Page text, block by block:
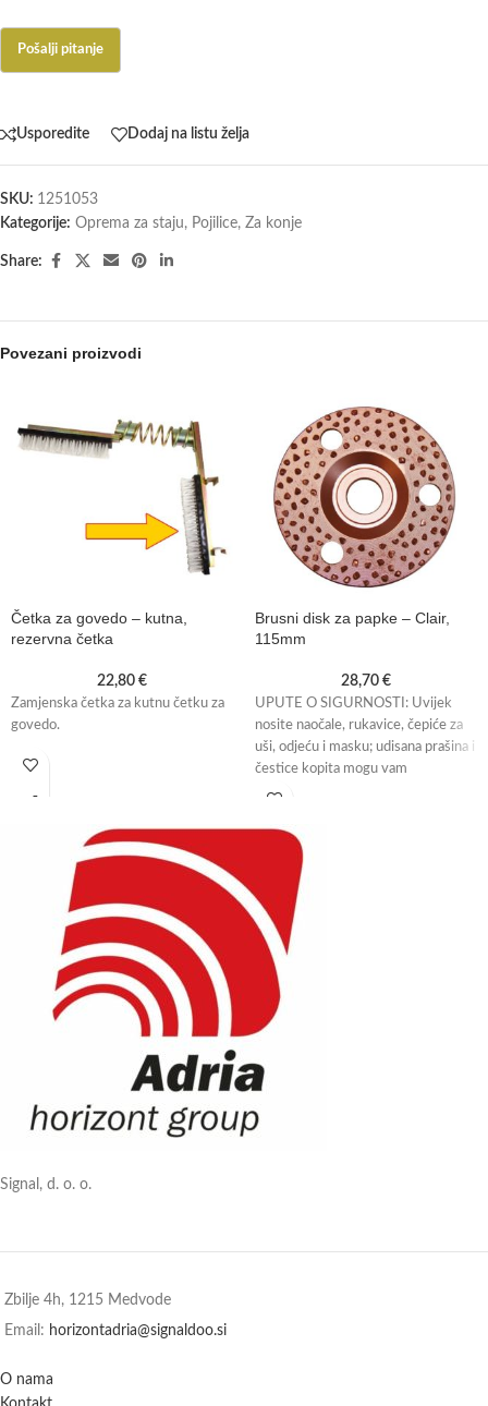
Usporedite Dodaj na listu želja
SKU: 1251053
Kategorije: Oprema za staju, Pojilice, Za konje
Share:
Povezani proizvodi
Četka za govedo – kutna,
rezervna četka
22,80 €
Zamjenska četka za kutnu četku za
govedo.
Brusni disk za papke – Clair,
115mm
28,70 €
UPUTE O SIGURNOSTI: Uvijek
nosite naočale, rukavice, čepiće za
uši, odjeću i masku; udisana prašina i
čestice kopita mogu vam
Signal, d. o. o.
Zbilje 4h, 1215 Medvode
Email: horizontadria@signaldoo.si
O nama